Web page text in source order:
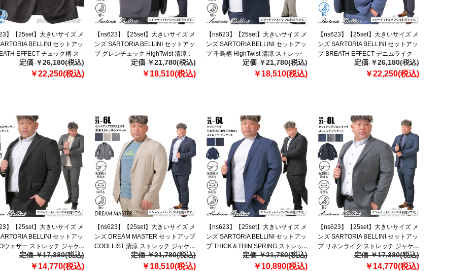
】【25set】大きいサイズ メ
BELLINI セットアッ
EFFECT チェック柄 ス
チ ジャケット 軽量 防シワ 高
ォッシャブル スマリラ ik-
定価 ￥26,180(税込)
￥22,250(税込)
【ns623】【25set】大きいサイズ メ
ンズ SARTORIA BELLINI セットアッ
プ グレンチェック HighTwist 清涼 ス
トレッチ ジャケット 軽量 ウォッシ
ャブル スマリラ azs25234-sj
定価 ￥21,780(税込)
￥18,510(税込)
【ns623】【25set】大きいサイズ メ
ンズ SARTORIA BELLINI セットアッ
プ 千鳥柄 HighTwist 清涼 ストレッチ
ジャケット 軽量 ウォッシャブル ス
マリラ azs25235-sj
定価 ￥21,780(税込)
￥18,510(税込)
【ns623】【25set】大きいサイズ メ
ンズ SARTORIA BELLINI セットアッ
プ BREATH EFFECT デニムライク
ストレッチ ジャケット 軽量 防シワ
高通気 ウォッシャブル スマリラ ik-
定価 ￥26,180(税込)
￥22,250(税込)
】【25set】大きいサイズ メ
BELLINI セットアッ
ウェザー ストレッチ ジャケ
量 ウォッシャブル スマリラ
定価 ￥17,380(税込)
￥14,770(税込)
【ns623】【25set】大きいサイズ メ
ンズ DREAM MASTER セットアップ
COOLLIST 清涼 ストレッチ ジャケッ
ト 軽量 ウォッシャブル スマリラ
定価 ￥21,780(税込)
￥18,510(税込)
【ns623】【25set】大きいサイズ メ
ンズ SARTORIA BELLINI セットアッ
プ THICK＆THIN SPRING ストレッ
チ ジャケット 軽量 ウォッシャブル
スマリラ azs25231-sj
定価 ￥21,780(税込)
￥10,890(税込)
【ns623】【25set】大きいサイズ メ
ンズ SARTORIA BELLINI セットアッ
プ リネンライク ストレッチ ジャケ
ット 軽量 ウォッシャブル スマリラ
定価 ￥17,380(税込)
￥14,770(税込)